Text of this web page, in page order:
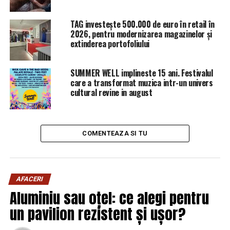
CSM: Afirmaţiile cu caracter general ale ministrului
Ministerului Public
Secţia pentru procurori a Consiliului Superior al
Magistraturii (CSM) consideră că ultimele afirmaţii ale
ministrului Justiţiei, Tudorel Toader, referitoare la
activitatea procurorilor, pot afecta credibilitatea
TAG investește 500.000 de euro în retail în
2026, pentru modernizarea magazinelor și
extinderea portofoliului
SUMMER WELL implineste 15 ani. Festivalul
care a transformat muzica intr-un univers
cultural revine in august
COMENTEAZA SI TU
AFACERI
Aluminiu sau oțel: ce alegi pentru
un pavilion rezistent și ușor?